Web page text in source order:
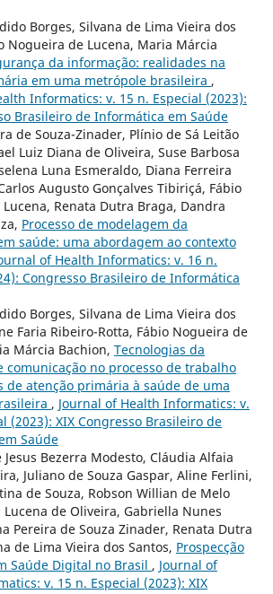
Borges, Silvana de Lima Vieira dos
Nogueira de Lucena, Maria Márcia
da informação: realidades na
em uma metrópole brasileira ,
Informatics: v. 15 n. Especial (2023):
Brasileiro de Informática em Saúde
de Souza-Zinader, Plínio de Sá Leitão
Luiz Diana de Oliveira, Suse Barbosa
Luna Esmeraldo, Diana Ferreira
Augusto Gonçalves Tibiriçá, Fábio
Renata Dutra Braga, Dandra
Processo de modelagem da
saúde: uma abordagem ao contexto
of Health Informatics: v. 16 n.
Congresso Brasileiro de Informática
Borges, Silvana de Lima Vieira dos
Faria Ribeiro-Rotta, Fábio Nogueira de
Márcia Bachion, Tecnologias da
comunicação no processo de trabalho
de atenção primária à saúde de uma
, Journal of Health Informatics: v.
(2023): XIX Congresso Brasileiro de
Saúde
Bezerra Modesto, Cláudia Alfaia
Juliano de Souza Gaspar, Aline Ferlini,
de Souza, Robson Willian de Melo
Lucena de Oliveira, Gabriella Nunes
Pereira de Souza Zinader, Renata Dutra
de Lima Vieira dos Santos, Prospecção
Saúde Digital no Brasil , Journal of
v. 15 n. Especial (2023): XIX